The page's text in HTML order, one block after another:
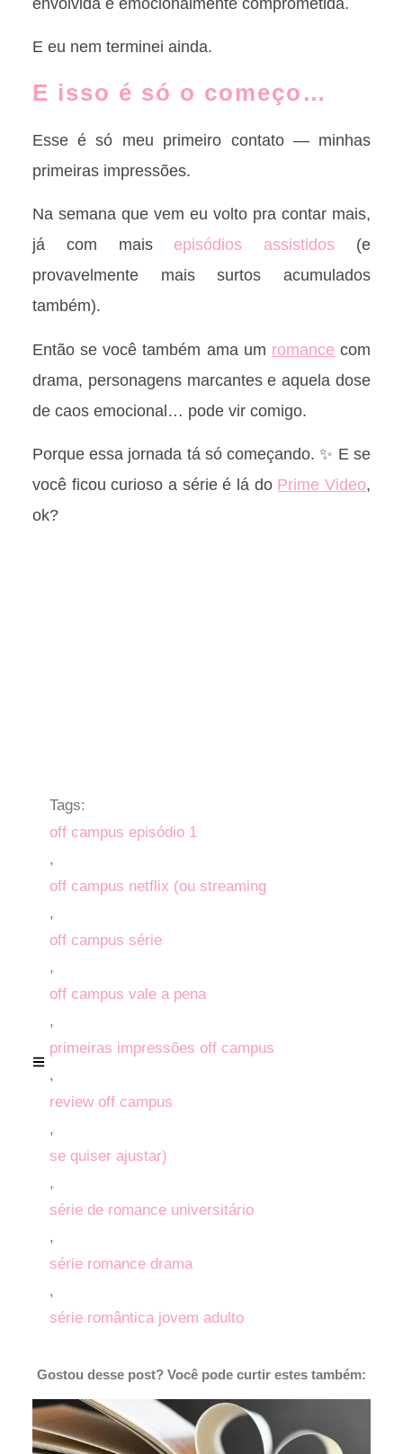
envolvida e emocionalmente comprometida.
E eu nem terminei ainda.
E isso é só o começo…
Esse é só meu primeiro contato — minhas
primeiras impressões.
Na semana que vem eu volto pra contar mais,
já com maisepisódios assistidos (e
provavelmente mais surtos acumulados
também).
Então se você também ama um romance com
drama, personagens marcantes e aquela dose
de caos emocional… pode vir comigo.
Porque essa jornada tá só começando. ✨ E se
você ficou curioso a série é lá do Prime Video,
ok?
Tags:
off campus episódio 1
,
off campus netflix (ou streaming
,
off campus série
,
off campus vale a pena
,
primeiras impressões off campus
,
review off campus
,
se quiser ajustar)
,
série de romance universitário
,
série romance drama
,
série romântica jovem adulto
Gostou desse post? Você pode curtir estes também: